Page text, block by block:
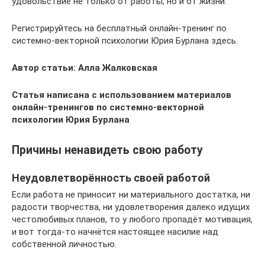
Регистрируйтесь на бесплатный онлайн-тренинг по
системно-векторной психологии Юрия Бурлана здесь.
Автор статьи: Алла Жалковская
Статья написана с использованием материалов
онлайн-тренингов по системно-векторной
психологии Юрия Бурлана
Причины ненавидеть свою работу
Неудовлетворённость своей работой
Если работа не приносит ни материального достатка, ни
радости творчества, ни удовлетворения далеко идущих
честолюбивых планов, то у любого пропадёт мотивация,
и вот тогда-то начнётся настоящее насилие над
собственной личностью.